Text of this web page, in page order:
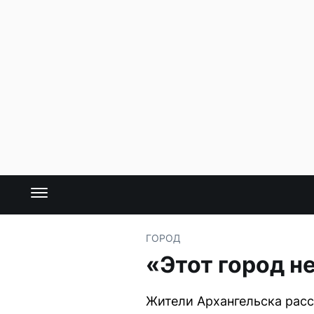
ГОРОД
«Этот город
Жители Архангельска